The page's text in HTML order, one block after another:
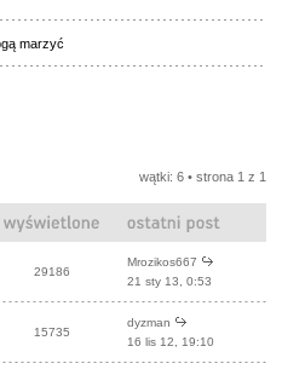
marzyć
wątki: 6 • strona 1 z 1
29186
Mrozikos667
21 sty 13, 0:53
15735
dyzman
16 lis 12, 19:10